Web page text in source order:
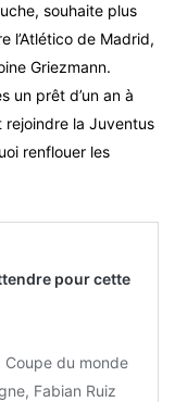
souhaite plus
l’Atlético de Madrid,
Griezmann.
un prêt d’un an à
rejoindre la Juventus
renflouer les
pour cette
Coupe du monde
Fabian Ruiz